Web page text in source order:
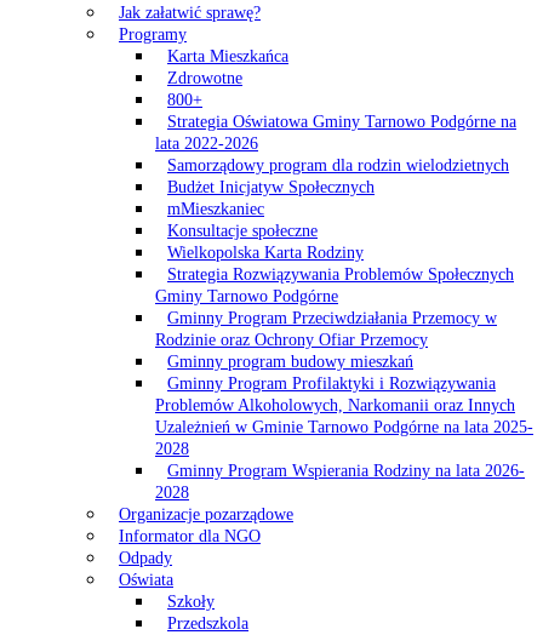
Jak załatwić sprawę?
Programy
Karta Mieszkańca
Zdrowotne
800+
Strategia Oświatowa Gminy Tarnowo Podgórne na
lata 2022-2026
Samorządowy program dla rodzin wielodzietnych
Budżet Inicjatyw Społecznych
mMieszkaniec
Konsultacje społeczne
Wielkopolska Karta Rodziny
Strategia Rozwiązywania Problemów Społecznych
Gminy Tarnowo Podgórne
Gminny Program Przeciwdziałania Przemocy w
Rodzinie oraz Ochrony Ofiar Przemocy
Gminny program budowy mieszkań
Gminny Program Profilaktyki i Rozwiązywania
Problemów Alkoholowych, Narkomanii oraz Innych
Uzależnień w Gminie Tarnowo Podgórne na lata 2025-
2028
Gminny Program Wspierania Rodziny na lata 2026-
2028
Organizacje pozarządowe
Informator dla NGO
Odpady
Oświata
Szkoły
Przedszkola